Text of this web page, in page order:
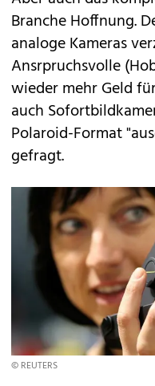
Branche Hoffnung.
analoge Kameras
Ansrpruchsvolle
wieder mehr Geld
auch
Polaroid-Format
gefragt.
© REUTERS